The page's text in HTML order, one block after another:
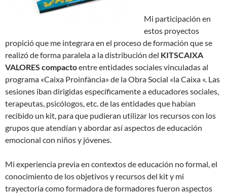
Mi participación en
estos proyectos
propició que me integrara en el proceso de formación que se
realizó de forma paralela a la distribución del KITSCAIXA
VALORES compactoentre entidades sociales vinculadas al
programa «Caixa Proinfància» de la Obra Social «la Caixa «. Las
sesiones iban dirigidas específicamente a educadores sociales,
terapeutas, psicólogos, etc. de las entidades que habían
recibido un kit, para que pudieran utilizar los recursos con los
grupos que atendían y abordar así aspectos de educación
emocional con niños y jóvenes.
Mi experiencia previa en contextos de educación no formal, el
conocimiento de los objetivos y recursos del kit y mi
trayectoria como formadora de formadores fueron aspectos